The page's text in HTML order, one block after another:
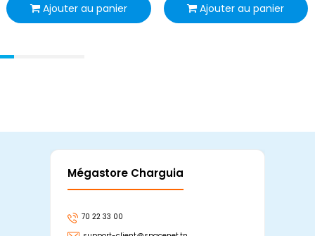
Ajouter au panier Ajouter au panier
Mégastore Charguia
70 22 33 00